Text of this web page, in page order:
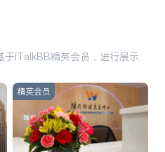
于iTalkBB精英会员，进行展示
精英会员